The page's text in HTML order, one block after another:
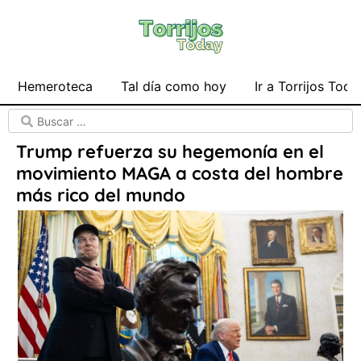
Hemeroteca Tal día como hoy Ir a Torrijos
Trump refuerza su hegemonía en el
movimiento MAGA a costa del hombre
más rico del mundo